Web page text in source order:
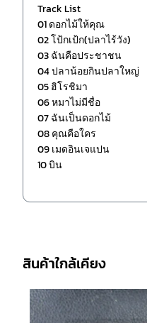
Track List
01 ดอกไม้ให้คุณ
02 โป้กเป้ก(ปลาไร้วัง)
03 ฉันคือประชาชน
04 ปลาน้อยกินปลาใหญ่
05 ฮิโรชิมา
06 หมาไม่มีชื่อ
07 ฉันเป็นดอกไม้
08 คุณคือใคร
09 เมดอินเจแปน
10 บิน
สินค้าใกล้เคียง